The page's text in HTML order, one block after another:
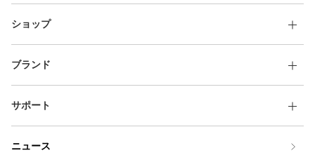
ショップ
ブランド
サポート
ニュース